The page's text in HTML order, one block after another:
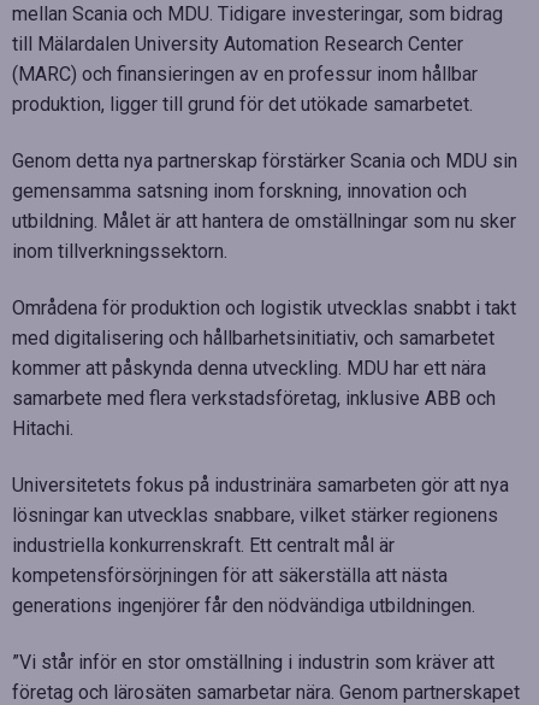
mellan Scania och MDU. Tidigare investeringar, som bidrag
till Mälardalen University Automation Research Center
(MARC) och finansieringen av en professur inom hållbar
produktion, ligger till grund för det utökade samarbetet.
Genom detta nya partnerskap förstärker Scania och MDU sin
gemensamma satsning inom forskning, innovation och
utbildning. Målet är att hantera de omställningar som nu sker
inom tillverkningssektorn.
Områdena för produktion och logistik utvecklas snabbt i takt
med digitalisering och hållbarhetsinitiativ, och samarbetet
kommer att påskynda denna utveckling. MDU har ett nära
samarbete med flera verkstadsföretag, inklusive ABB och
Hitachi.
Universitetets fokus på industrinära samarbeten gör att nya
lösningar kan utvecklas snabbare, vilket stärker regionens
industriella konkurrenskraft. Ett centralt mål är
kompetensförsörjningen för att säkerställa att nästa
generations ingenjörer får den nödvändiga utbildningen.
”Vi står inför en stor omställning i industrin som kräver att
företag och lärosäten samarbetar nära. Genom partnerskapet